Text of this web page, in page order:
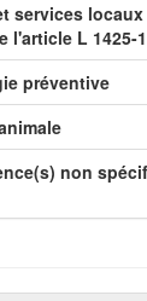
services
l'article L 1425-
préventive
non